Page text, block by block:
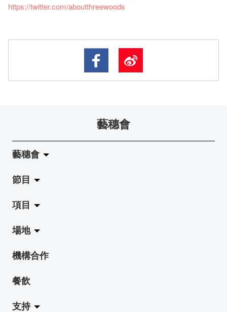
https://twitter.com/aboutthreewoods
藝穗會
藝穗會
關於藝穗會
藝穗會的演化
使命與宗旨
藝穗會架構
檔案庫
藝穗網誌
節目
拉闊
展覽
演出
活動
工作坊
項目
Jazz-Go-Central, Jazz-Go-Fringe
LPL
2015-16 藝術場地資助計劃
2015 照亮香港在新加坡
場地
陳麗玲畫廊
奶庫
地下劇場
機構合作
餐飲
支持